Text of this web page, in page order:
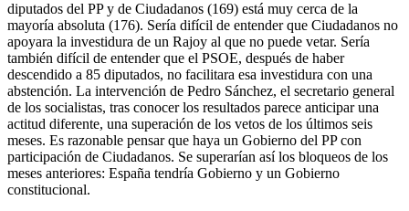
diputados del PP y de Ciudadanos (169) está muy cerca de la
mayoría absoluta (176). Sería difícil de entender que Ciudadanos no
apoyara la investidura de un Rajoy al que no puede vetar. Sería
también difícil de entender que el PSOE, después de haber
descendido a 85 diputados, no facilitara esa investidura con una
abstención. La intervención de Pedro Sánchez, el secretario general
de los socialistas, tras conocer los resultados parece anticipar una
actitud diferente, una superación de los vetos de los últimos seis
meses. Es razonable pensar que haya un Gobierno del PP con
participación de Ciudadanos. Se superarían así los bloqueos de los
meses anteriores: España tendría Gobierno y un Gobierno
constitucional.